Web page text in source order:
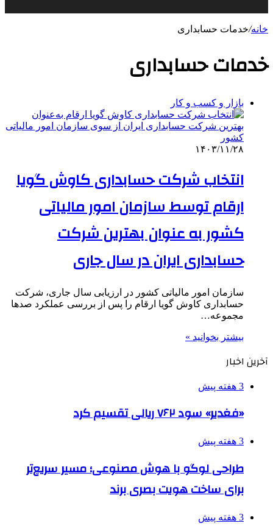
خانه/خدمات حسابداری
خدمات حسابداری
بازار و کسب و کار
۱۴۰۳/۱۱/۲۸
انتخاب شرکت حسابداری کاوش گویا
ارقام توسط سازمان امور مالیاتی
کشور به عنوان بهترین شرکت
حسابداری ایران در سال جاری
سازمان امور مالیاتی کشور در ارزیابی سال جاری، شرکت
حسابداری کاوش گویا ارقام را پس از بررسی عملکرد صدها
مجموعه…
بیشتر بخوانید »
آخرین اخبار
3 هفته پیش
«فغدیر» سود ۷۶۲ ریالی تقسیم کرد
3 هفته پیش
طراحی لوگو با هوش مصنوعی؛ مسیر سریع‌تر
برای ساخت هویت بصری برند
3 هفته پیش